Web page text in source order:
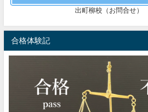
出町柳校（お問合せ）
合格体験記